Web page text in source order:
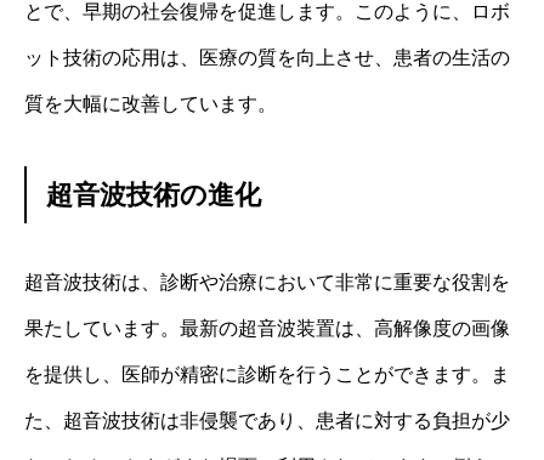
とで、早期の社会復帰を促進します。このように、ロボ
ット技術の応用は、医療の質を向上させ、患者の生活の
質を大幅に改善しています。
超音波技術の進化
超音波技術は、診断や治療において非常に重要な役割を
果たしています。最新の超音波装置は、高解像度の画像
を提供し、医師が精密に診断を行うことができます。ま
た、超音波技術は非侵襲であり、患者に対する負担が少